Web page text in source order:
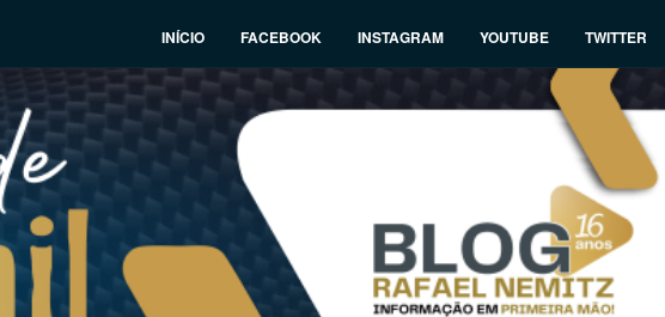
INÍCIO FACEBOOK INSTAGRAM YOUTUBE TWITTER